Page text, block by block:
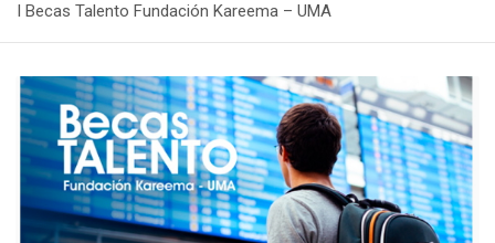
I Becas Talento Fundación Kareema – UMA